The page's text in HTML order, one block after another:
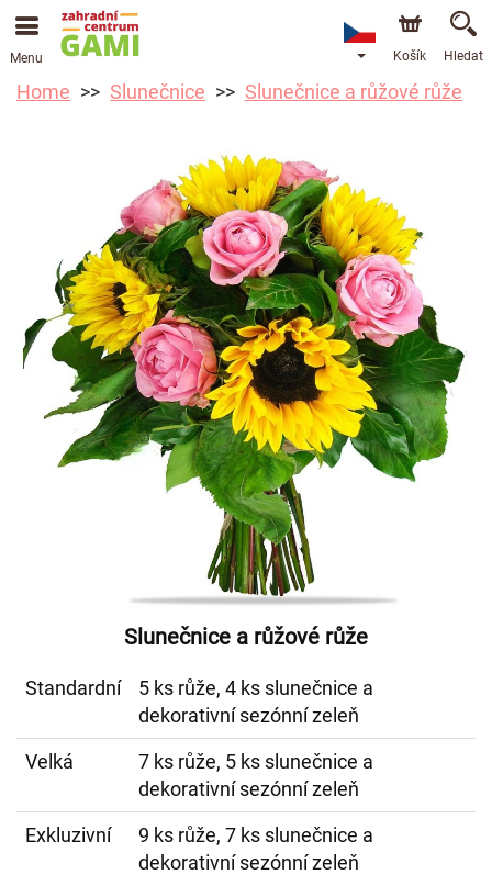
Menu Košík Hledat
Home Slunečnice Slunečnice a růžové růže
Slunečnice a růžové růže
Standardní
5 ks růže, 4 ks slunečnice a
dekorativní sezónní zeleň
Velká
7 ks růže, 5 ks slunečnice a
dekorativní sezónní zeleň
Exkluzivní
9 ks růže, 7 ks slunečnice a
dekorativní sezónní zeleň